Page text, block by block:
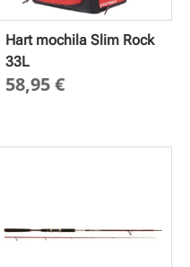
Hart mochila Slim Rock
33L
58,95€